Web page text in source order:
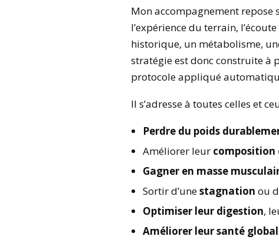
Mon accompagnement repose
l’expérience du terrain,
historique, un métabolisme,
stratégie est donc construite
protocole appliqué
Il s’adresse à toutes celles et
Perdre du poids
Améliorer leur composition
Gagner en masse
Sortir d’unestagnation ou
Optimiser leur digestion,
Améliorer leur santé